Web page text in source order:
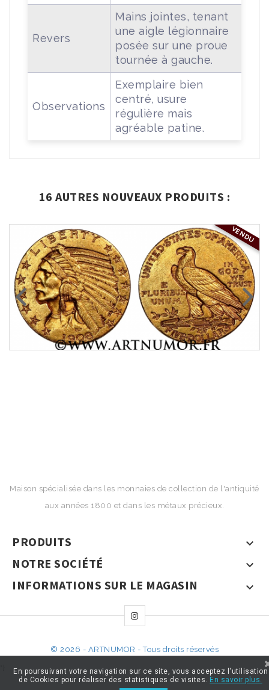
Revers
Mains jointes, tenant
une aigle légionnaire
posée sur une proue
tournée à gauche.
Observations
Exemplaire bien
centré, usure
régulière mais
agréable patine.
16 AUTRES NOUVEAUX PRODUITS :
VENDU
Maison spécialisée dans les monnaies de collection de l'antiquité
aux années 1800 et dans les métaux précieux.
PRODUITS 
NOTRE SOCIÉTÉ 
INFORMATIONS SUR LE MAGASIN 
© 2026 - ARTNUMOR - Tous droits réservés
En poursuivant votre navigation sur ce site, vous acceptez l'utilisation
de Cookies pour réaliser des statistiques de visites. En savoir plus.